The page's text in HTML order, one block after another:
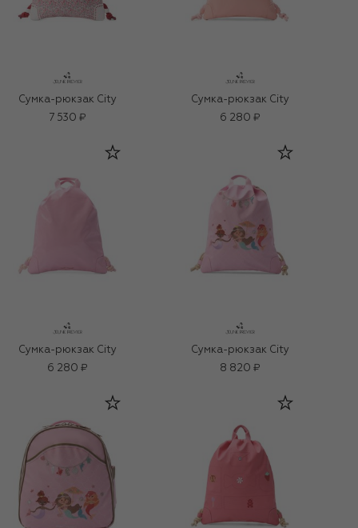
Сумка-рюкзак City
7 530 ₽
Сумка-рюкзак City
6 280 ₽
Сумка-рюкзак City
6 280 ₽
Сумка-рюкзак City
8 820 ₽